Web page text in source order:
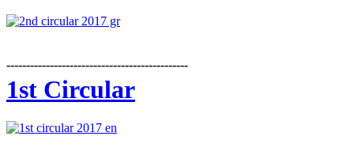
----------------------------------------------
1st Circular